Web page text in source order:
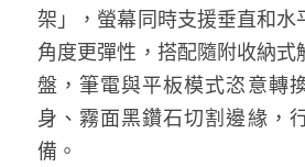
架」，螢幕同時支援垂直和水
角度更彈性，搭配隨附收納
盤，筆電與平板模式恣意轉
身、霧面黑鑽石切割邊緣，
備。